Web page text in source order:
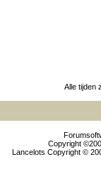
Alle tijden
Copyright
Lancelots Copyright ©